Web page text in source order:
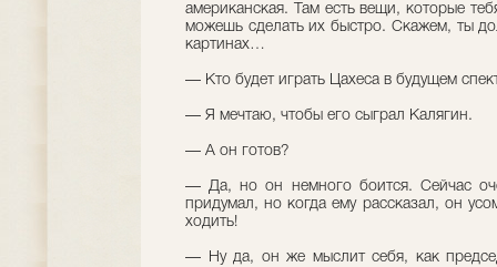
американская. Там есть вещи, которые
можешь сделать их быстро. Скажем, ты
картинах…
— Кто будет играть Цахеса в будущем
— Я мечтаю, чтобы его сыграл Калягин.
— А он готов?
— Да, но он немного боится. Сейчас
придумал, но когда ему рассказал, он
ходить!
— Ну да, он же мыслит себя, как